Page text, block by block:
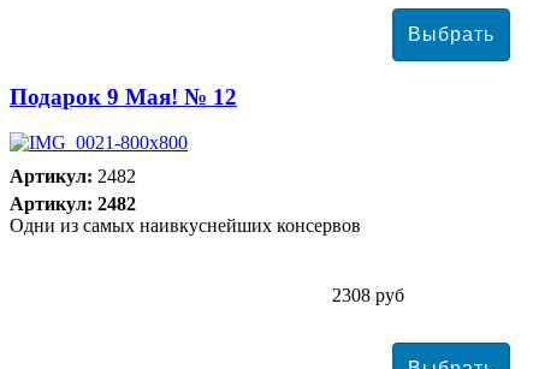
Подарок 9 Мая! № 12
Артикул: 2482
Артикул: 2482
Одни из самых наивкуснейших консервов
2308 руб